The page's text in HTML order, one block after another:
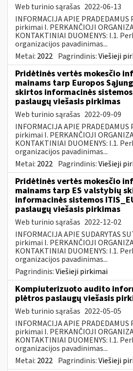
Web turinio sąrašas 2022-06-13
INFORMACIJA APIE
pirkimai I. PERKANČIOJI
KONTAKTINIAI DUOMENYS: I.1.
organizacijos pavadinimas...
Metai: 2022 Pagrindinis:Viešieji
Pridėtinės vertės mokesčio
mainams tarp Europos
skirtos informacinės
paslaugų viešasis pirkimas
Web turinio sąrašas 2022-09-09
INFORMACIJA APIE
pirkimai I. PERKANČIOJI
KONTAKTINIAI DUOMENYS: I.1.
organizacijos pavadinimas...
Metai: 2022 Pagrindinis:Viešieji
Pridėtinės vertės mokesčio
mainams tarp ES valstybių
informacinės sistemos
paslaugų viešasis pirkimas
Web turinio sąrašas 2022-12-02
INFORMACIJA APIE SUDARYTAS
pirkimai I. PERKANČIOJI
KONTAKTINIAI DUOMENYS: I.1.
organizacijos pavadinimas...
Pagrindinis:Viešieji pirkimai
Kompiuterizuoto audito
plėtros paslaugų viešasis
Web turinio sąrašas 2022-05-05
INFORMACIJA APIE
pirkimai I. PERKANČIOJI
KONTAKTINIAI DUOMENYS: I.1.
organizacijos pavadinimas...
Metai: 2022 Pagrindinis:Viešieji